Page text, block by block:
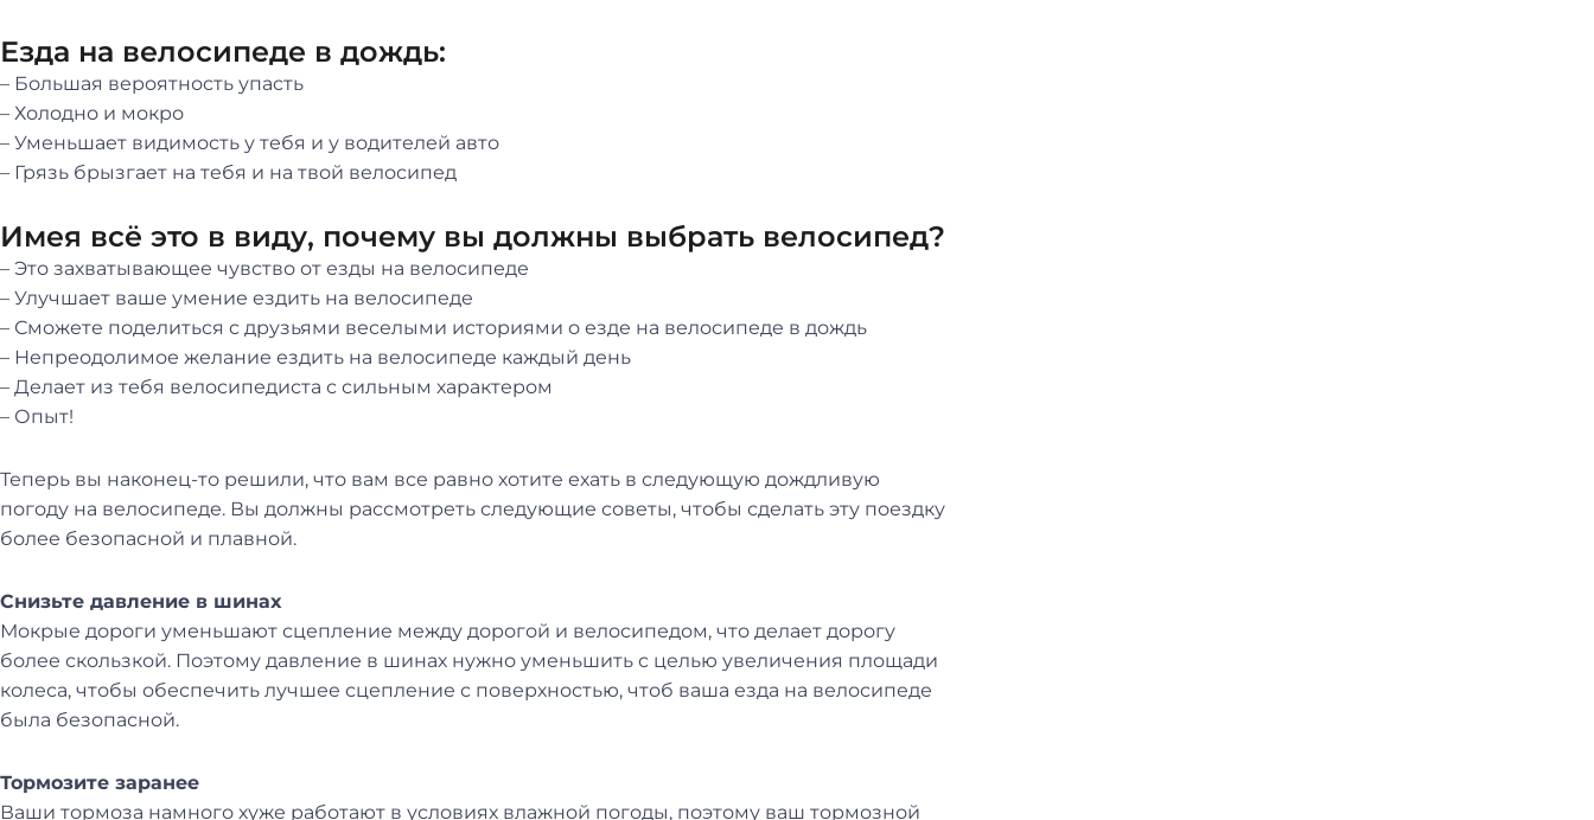
Езда на велосипеде в дождь:
– Большая вероятность упасть
– Холодно и мокро
– Уменьшает видимость у тебя и у водителей авто
– Грязь брызгает на тебя и на твой велосипед
Имея всё это в виду, почему вы должны выбрать велосипед?
– Это захватывающее чувство от езды на велосипеде
– Улучшает ваше умение ездить на велосипеде
– Сможете поделиться с друзьями веселыми историями о езде на велосипеде в дождь
– Непреодолимое желание ездить на велосипеде каждый день
– Делает из тебя велосипедиста с сильным характером
– Опыт!
Теперь вы наконец-то решили, что вам все равно хотите ехать в следующую дождливую
погоду на велосипеде. Вы должны рассмотреть следующие советы, чтобы сделать эту поездку
более безопасной и плавной.
Снизьте давление в шинах
Мокрые дороги уменьшают сцепление между дорогой и велосипедом, что делает дорогу
более скользкой. Поэтому давление в шинах нужно уменьшить с целью увеличения площади
колеса, чтобы обеспечить лучшее сцепление с поверхностью, чтоб ваша езда на велосипеде
была безопасной.
Тормозите заранее
Ваши тормоза намного хуже работают в условиях влажной погоды, поэтому ваш тормозной